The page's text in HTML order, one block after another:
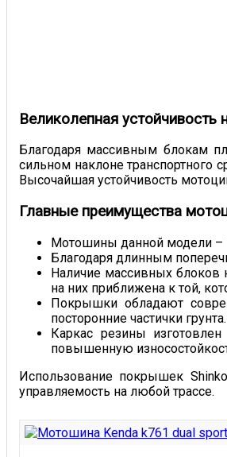
Великолепная устойчивость
Благодаря массивным блокам
сильном наклоне транспортного
Высочайшая устойчивость
Главные преимущества
Мотошины данной модели –
Благодаря длинным
Наличие массивных блоков
на них приближена к той,
Покрышки обладают
посторонние частички
Каркас резины
повышенную
Использование покрышек
управляемость на любой трассе.